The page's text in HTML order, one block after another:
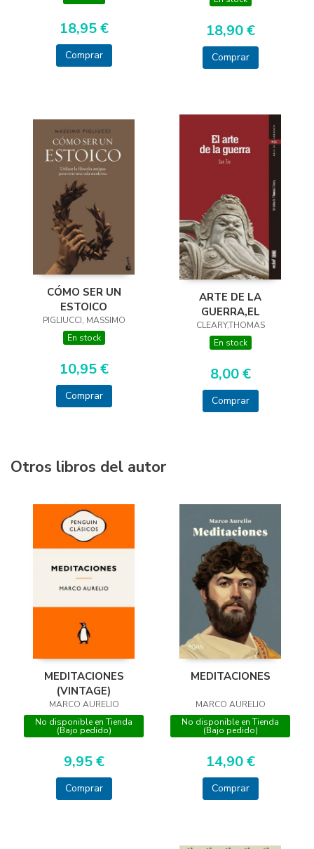
18,95 €
Comprar
18,90 €
Comprar
CÓMO SER UN
ESTOICO
PIGLIUCCI, MASSIMO
En stock
10,95 €
Comprar
ARTE DE LA
GUERRA,EL
CLEARY,THOMAS
En stock
8,00 €
Comprar
Otros libros del autor
MEDITACIONES
(VINTAGE)
MARCO AURELIO
No disponible en Tienda
(Bajo pedido)
9,95 €
Comprar
MEDITACIONES
MARCO AURELIO
No disponible en Tienda
(Bajo pedido)
14,90 €
Comprar